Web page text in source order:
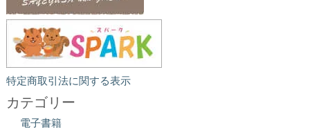
特定商取引法に関する表示
カテゴリー
電子書籍